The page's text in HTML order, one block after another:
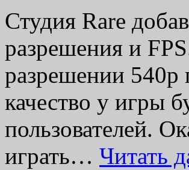
Студия Rare
разрешения и
разрешении 540p
качество у игры
пользователей.
играть… Читать